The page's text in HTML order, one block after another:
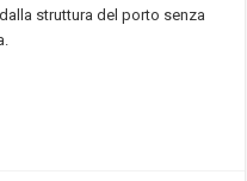
struttura del porto senza